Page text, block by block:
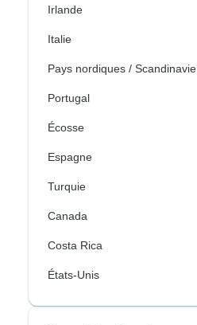
Irlande
Italie
Pays nordiques / Scandinavie
Portugal
Écosse
Espagne
Turquie
Canada
Costa Rica
États-Unis